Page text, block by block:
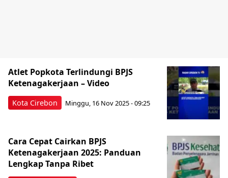
Kota Cirebon
Atlet Popkota Terlindungi BPJS
Ketenagakerjaan – Video
Minggu, 16 Nov 2025 - 09:25
Cara Cepat Cairkan BPJS
Ketenagakerjaan 2025: Panduan
Lengkap Tanpa Ribet